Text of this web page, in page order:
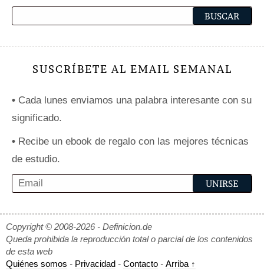
SUSCRÍBETE AL EMAIL SEMANAL
• Cada lunes enviamos una palabra interesante con su
significado.
• Recibe un ebook de regalo con las mejores técnicas
de estudio.
Copyright © 2008-2026 - Definicion.de
Queda prohibida la reproducción total o parcial de los contenidos
de esta web
Quiénes somos - Privacidad - Contacto - Arriba ↑